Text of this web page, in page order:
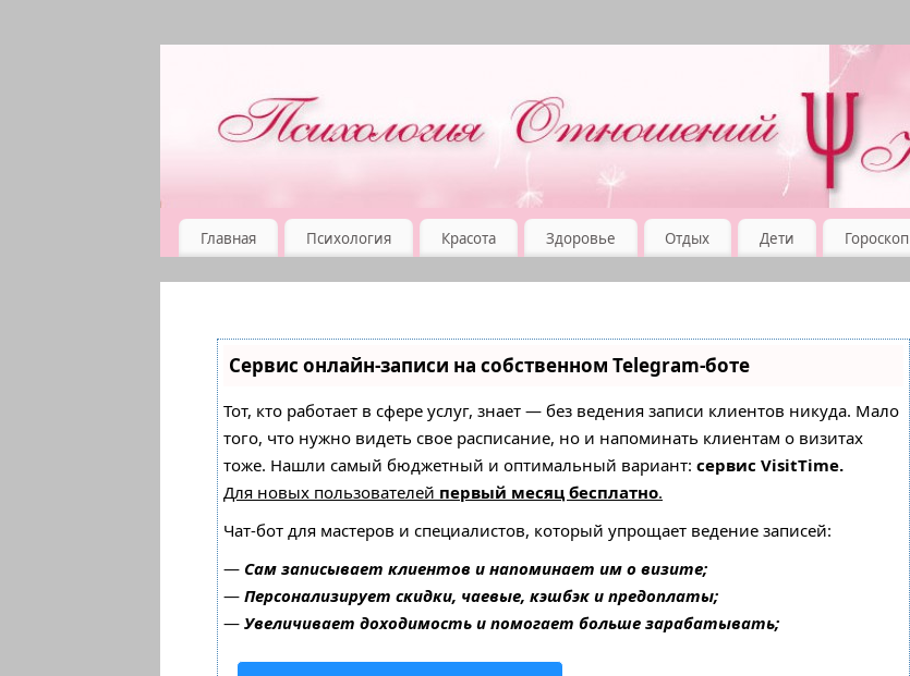
Главная Психология Красота Здоровье Отдых Дети Гороскоп
Сервис онлайн-записи на собственном Telegram-боте
Тот, кто работает в сфере услуг, знает — без ведения записи клиентов никуда. Мало
того, что нужно видеть свое расписание, но и напоминать клиентам о визитах
тоже. Нашли самый бюджетный и оптимальный вариант: сервис VisitTime.
Для новых пользователей первый месяц бесплатно.
Чат-бот для мастеров и специалистов, который упрощает ведение записей:
— Сам записывает клиентов и напоминает им о визите;
— Персонализирует скидки, чаевые, кэшбэк и предоплаты;
— Увеличивает доходимость и помогает больше зарабатывать;